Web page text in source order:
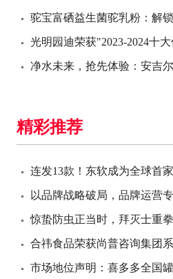
驼宝富硒益生菌驼乳粉：解
光明园迪荣获"2023-2024十
净水未来，抢先体验：安吉
精彩推荐
连发13款！东软成为全球首
以品牌战略破局，品牌运营专
惊蛰防虫正当时，拜灭士重
合祎食品荣获尚普咨询集团
市场地位声明：喜多多全国